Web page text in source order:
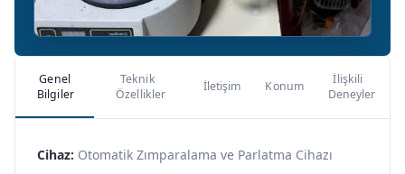
Genel
Bilgiler
Teknik
Özellikler
İletişim Konum
İlişkili
Deneyler
Cihaz: Otomatik Zımparalama ve Parlatma Cihazı